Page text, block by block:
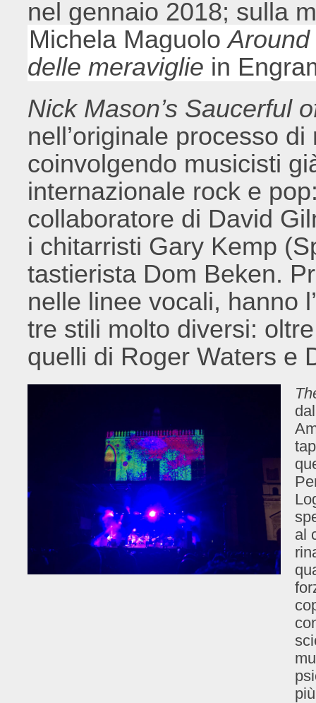
nel gennaio 2018; sulla
Michela Maguolo
delle meraviglie in
Nick Mason’s Saucerful
nell’originale processo
coinvolgendo musicisti
internazionale rock e
collaboratore di David
i chitarristi Gary Kemp
tastierista Dom Beken.
nelle linee vocali, hanno
tre stili molto diversi:
quelli di Roger Waters e
al